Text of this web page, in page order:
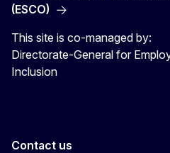
(ESCO)
This site is co-managed by:
Directorate-General for
Inclusion
Contact us